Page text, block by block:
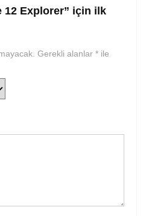
12 Explorer” için ilk
Gerekli alanlar * ile